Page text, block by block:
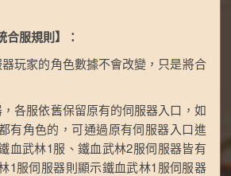
合服規則】：
玩家的角色數據不會改變，只是將合
各服依舊保留原有的伺服器入口，如
有角色的，可通過原有伺服器入口進
血武林1服、鐵血武林2服伺服器皆有
1服伺服器則顯示鐵血武林1服伺服器